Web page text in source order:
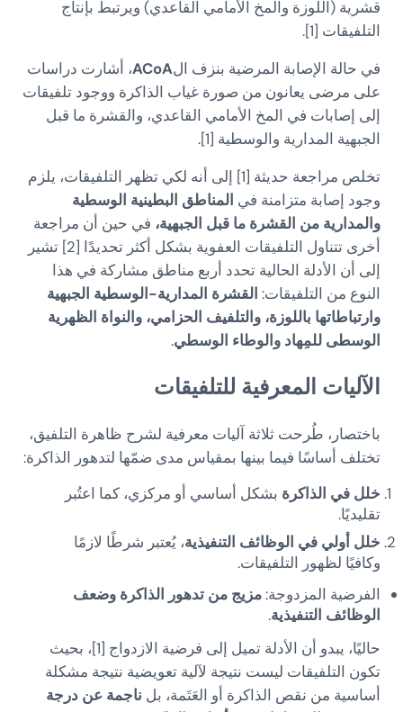
قشرية (اللوزة والمخ الأمامي القاعدي) ويرتبط بإنتاج
التلفيقات [1].
في حالة الإصابة المرضية بنزف الACoA، أشارت دراسات
على مرضى يعانون من صورة غياب الذاكرة ووجود تلفيقات
إلى إصابات في المخ الأمامي القاعدي، والقشرة ما قبل
الجبهية المدارية والوسطية [1].
تخلص مراجعة حديثة [1] إلى أنه لكي تظهر التلفيقات، يلزم
وجود إصابة متزامنة في المناطق البطينية الوسطية
والمدارية من القشرة ما قبل الجبهية، في حين أن مراجعة
أخرى تتناول التلفيقات العفوية بشكل أكثر تحديدًا [2] تشير
إلى أن الأدلة الحالية تحدد أربع مناطق مشاركة في هذا
النوع من التلفيقات: القشرة المدارية-الوسطية الجبهية
وارتباطاتها باللوزة، والتلفيف الحزامي، والنواة الظهرية
الوسطى للمِهاد والوطاء الوسطي.
الآليات المعرفية للتلفيقات
باختصار، طُرحت ثلاثة آليات معرفية لشرح ظاهرة التلفيق،
تختلف أساسًا فيما بينها بمقياس مدى ضمّها لتدهور الذاكرة:
خلل في الذاكرة بشكل أساسي أو مركزي، كما اعتُبر
تقليديًا.
خلل أولي في الوظائف التنفيذية، يُعتبر شرطًا لازمًا
وكافيًا لظهور التلفيقات.
الفرضية المزدوجة:مزيج من تدهور الذاكرة وضعف
الوظائف التنفيذية.
حاليًا، يبدو أن الأدلة تميل إلى فرضية الازدواج [1]، بحيث
تكون التلفيقات ليست نتيجة لآلية تعويضية نتيجة مشكلة
أساسية من نقص الذاكرة أو العَتَمة، بل ناجمة عن درجة